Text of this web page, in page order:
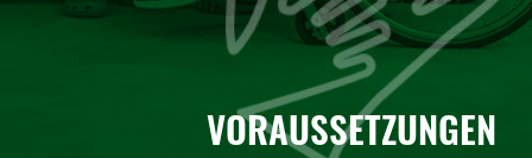
VORAUSSETZUNGEN